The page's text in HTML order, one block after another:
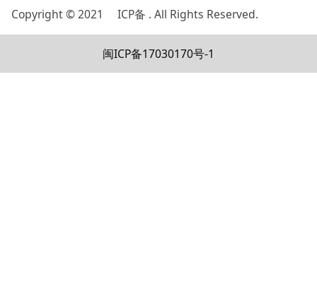
Copyright © 2021 ICP备 . All Rights Reserved.
闽ICP备17030170号-1